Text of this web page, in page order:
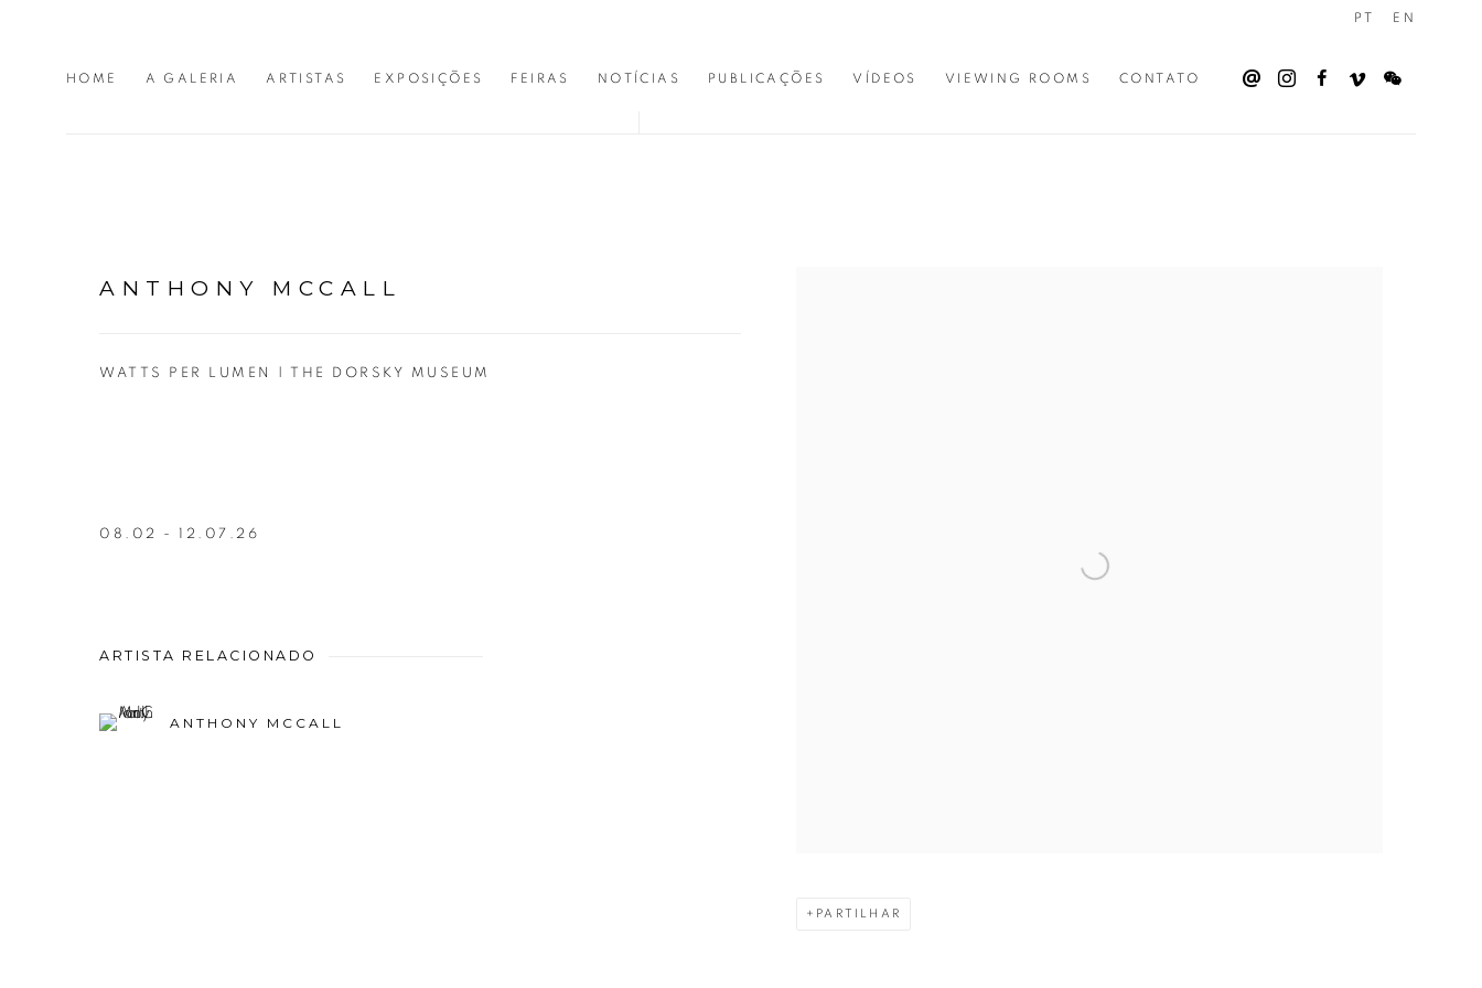
HOME A GALERIA ARTISTAS EXPOSIÇÕES FEIRAS NOTÍCIAS PUBLICAÇÕES VÍDEOS VIEWING ROOMS CONTATO
PT EN
ANTHONY MCCALL
WATTS PER LUMEN | THE DORSKY MUSEUM
PARTILHAR
08.02 - 12.07.26
ARTISTA RELACIONADO
ANTHONY MCCALL